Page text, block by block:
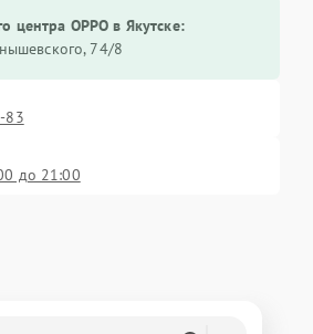
центра OPPO в Якутске:
74/8
83
до 21:00